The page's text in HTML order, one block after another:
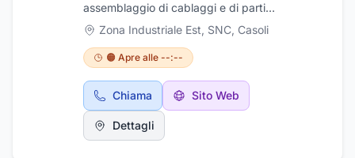
assemblaggio di cablaggi e di parti
elettroniche ed elettromeccaniche per
molteplici usi, con un particolare focus
nell'ambito automotive/bike. La società inoltre
è strutturata per fornire servizi avanzati per
l'ingegnerizzazione e la gestione dei processi
legati alla produzione. La TA International, ha
avviato l’iter di integrazione delle proprie
lavorazioni con lo sviluppo la produzione e la
Zona Industriale Est, SNC, Casoli
🟠 Apre alle --:--
Chiama Sito Web
Dettagli